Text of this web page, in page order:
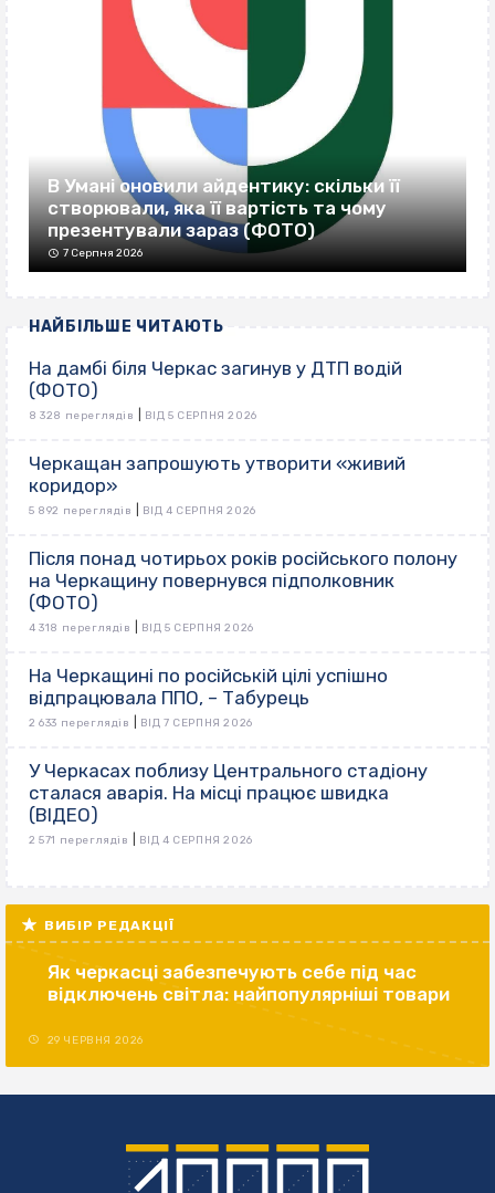
В Умані оновили айдентику: скільки її
створювали, яка її вартість та чому
презентували зараз (ФОТО)
7 Серпня 2026
НАЙБІЛЬШЕ ЧИТАЮТЬ
На дамбі біля Черкас загинув у ДТП водій
(ФОТО)
8 328 переглядів ВІД 5 СЕРПНЯ 2026
Черкащан запрошують утворити «живий
коридор»
5 892 переглядів ВІД 4 СЕРПНЯ 2026
Після понад чотирьох років російського полону
на Черкащину повернувся підполковник
(ФОТО)
4 318 переглядів ВІД 5 СЕРПНЯ 2026
На Черкащині по російській цілі успішно
відпрацювала ППО, – Табурець
2 633 переглядів ВІД 7 СЕРПНЯ 2026
У Черкасах поблизу Центрального стадіону
сталася аварія. На місці працює швидка
(ВІДЕО)
2 571 переглядів ВІД 4 СЕРПНЯ 2026
ВИБІР РЕДАКЦІЇ
Як черкасці забезпечують себе під час
відключень світла: найпопулярніші товари
29 ЧЕРВНЯ 2026